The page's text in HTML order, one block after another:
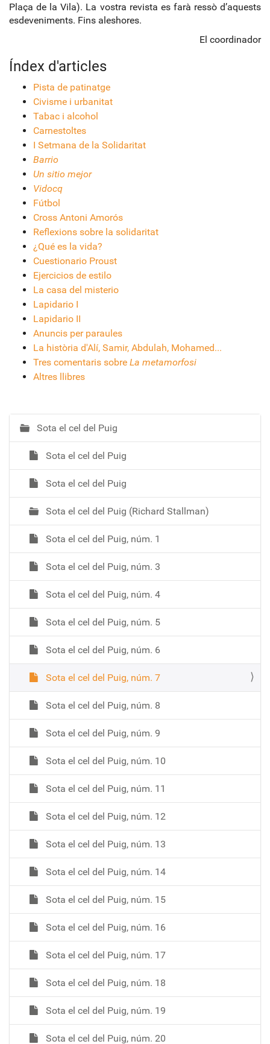
Plaça de la Vila). La vostra revista es farà ressò d’aquests
esdeveniments. Fins aleshores.
El coordinador
Índex d'articles
Pista de patinatge
Civisme i urbanitat
Tabac i alcohol
Carnestoltes
I Setmana de la Solidaritat
Barrio
Un sitio mejor
Vidocq
Fútbol
Cross Antoni Amorós
Reflexions sobre la solidaritat
¿Qué es la vida?
Cuestionario Proust
Ejercicios de estilo
La casa del misterio
Lapidario I
Lapidario II
Anuncis per paraules
La història d'Alí, Samir, Abdulah, Mohamed...
Tres comentaris sobre La metamorfosi
Altres llibres
N
a
e
a
Sota el cel del Puig
Sota el cel del Puig
Sota el cel del Puig
Sota el cel del Puig (Richard Stallman)
Sota el cel del Puig, núm. 1
Sota el cel del Puig, núm. 3
Sota el cel del Puig, núm. 4
Sota el cel del Puig, núm. 5
Sota el cel del Puig, núm. 6
Sota el cel del Puig, núm. 7
Sota el cel del Puig, núm. 8
Sota el cel del Puig, núm. 9
Sota el cel del Puig, núm. 10
Sota el cel del Puig, núm. 11
Sota el cel del Puig, núm. 12
Sota el cel del Puig, núm. 13
Sota el cel del Puig, núm. 14
Sota el cel del Puig, núm. 15
Sota el cel del Puig, núm. 16
Sota el cel del Puig, núm. 17
Sota el cel del Puig, núm. 18
Sota el cel del Puig, núm. 19
Sota el cel del Puig, núm. 20